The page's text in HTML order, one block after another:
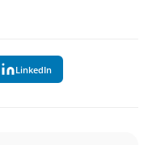
LinkedIn